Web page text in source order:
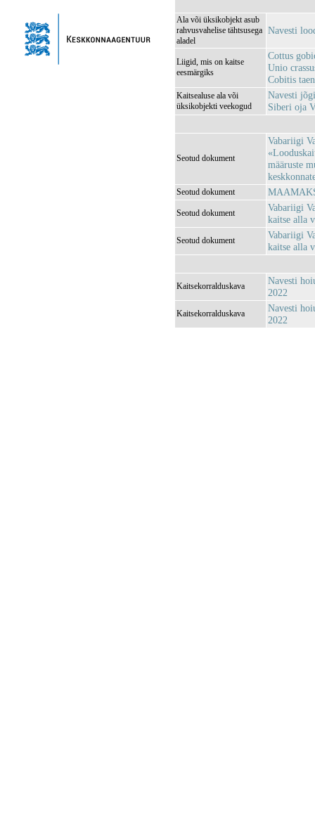
Ala või üksikobjekt asub
rahvusvahelise tähtsusega
aladel
Navesti
Liigid, mis on kaitse
eesmärgiks
Cottus
Unio
Cobitis
Kaitsealuse ala või
üksikobjekti veekogud
Navesti
Siberi oja
Seotud dokument
Vabariigi
määruste
Seotud dokument
Seotud dokument
Vabariigi
kaitse alla
Seotud dokument
Vabariigi
kaitse alla
Kaitsekorralduskava
Navesti
2022
Kaitsekorralduskava
Navesti
2022